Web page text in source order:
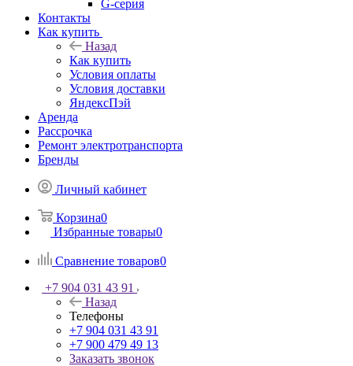
G-серия
Контакты
Как купить
Назад
Как купить
Условия оплаты
Условия доставки
ЯндексПэй
Аренда
Рассрочка
Ремонт электротранспорта
Бренды
Личный кабинет
Корзина0
Избранные товары0
Сравнение товаров0
+7 904 031 43 91
Назад
Телефоны
+7 904 031 43 91
+7 900 479 49 13
Заказать звонок